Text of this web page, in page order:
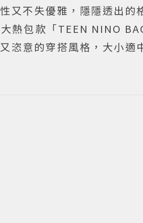
又不失優雅，隱隱透出的
熱包款「TEEN NINO
恣意的穿搭風格，大小適